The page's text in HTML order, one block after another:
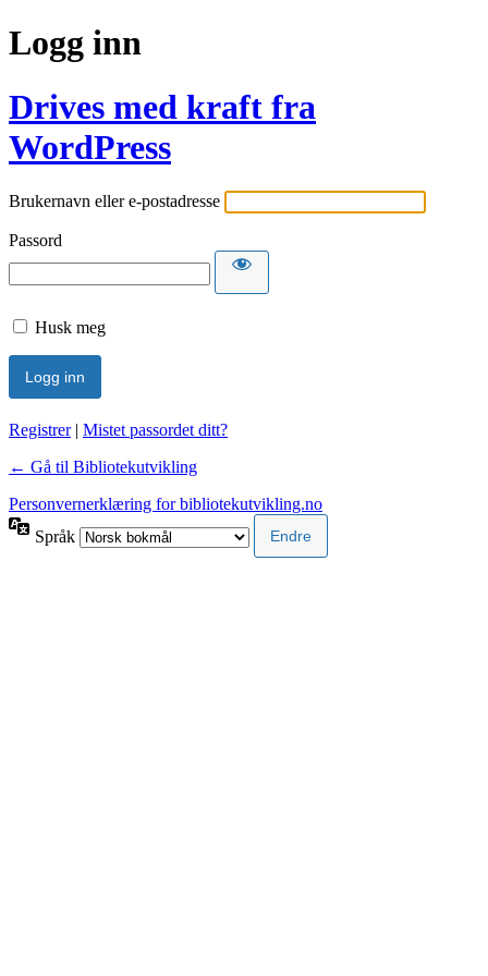
Logg inn
Drives med kraft fra
WordPress
Brukernavn eller e-postadresse
Passord
Husk meg
Registrer| Mistet passordet ditt?
← Gå til Bibliotekutvikling
Personvernerklæring for bibliotekutvikling.no
Språk